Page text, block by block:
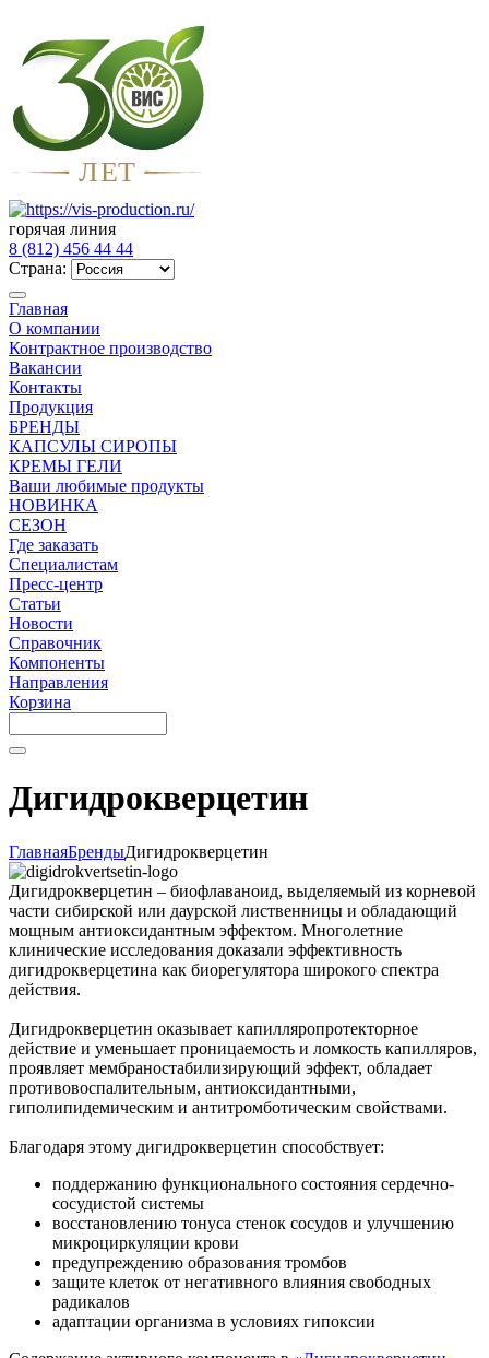
ЛЕТ
горячая линия
8 (812) 456 44 44
Страна:
Главная
О компании
Контрактное производство
Вакансии
Контакты
Продукция
БРЕНДЫ
КАПСУЛЫ СИРОПЫ
КРЕМЫ ГЕЛИ
Ваши любимые продукты
НОВИНКА
СЕЗОН
Где заказать
Специалистам
Пресс-центр
Статьи
Новости
Справочник
Компоненты
Направления
Корзина
Дигидрокверцетин
ГлавнаяБрендыДигидрокверцетин
Дигидрокверцетин – биофлаваноид, выделяемый из корневой
части сибирской или даурской лиственницы и обладающий
мощным антиоксидантным эффектом. Многолетние
клинические исследования доказали эффективность
дигидрокверцетина как биорегулятора широкого спектра
действия.
Дигидрокверцетин оказывает капилляропротекторное
действие и уменьшает проницаемость и ломкость капилляров,
проявляет мембраностабилизирующий эффект, обладает
противовоспалительным, антиоксидантными,
гиполипидемическим и антитромботическим свойствами.
Благодаря этому дигидрокверцетин способствует:
поддержанию функционального состояния сердечно-
сосудистой системы
восстановлению тонуса стенок сосудов и улучшению
микроциркуляции крови
предупреждению образования тромбов
защите клеток от негативного влияния свободных
радикалов
адаптации организма в условиях гипоксии